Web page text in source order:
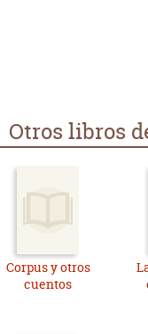
Otros libros
Corpus y otros
cuentos